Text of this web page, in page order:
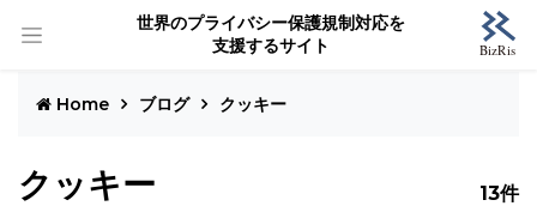
世界のプライバシー保護規制対応を
支援するサイト
Home ブログ クッキー
クッキー 13件